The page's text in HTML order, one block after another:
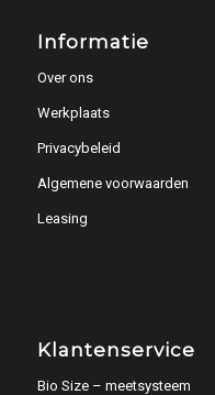
Informatie
Over ons
Werkplaats
Privacybeleid
Algemene voorwaarden
Leasing
Klantenservice
Bio Size – meetsysteem